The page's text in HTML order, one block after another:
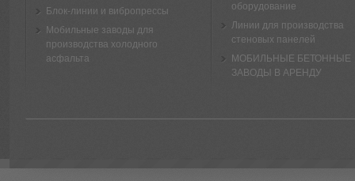
Блок-линии и вибропрессы
Мобильные заводы для
производства холодного
асфальта
оборудование
Линии для производства
стеновых панелей
МОБИЛЬНЫЕ БЕТОННЫЕ
ЗАВОДЫ В АРЕНДУ